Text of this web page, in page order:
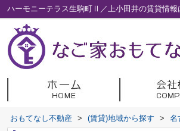
ハーモニーテラス生駒町Ⅱ／上小田井の賃貸情報
おもてなし不動産 > (賃貸)地域から探す > 名